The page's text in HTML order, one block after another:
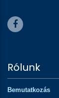
Rólunk
Bemutatkozás